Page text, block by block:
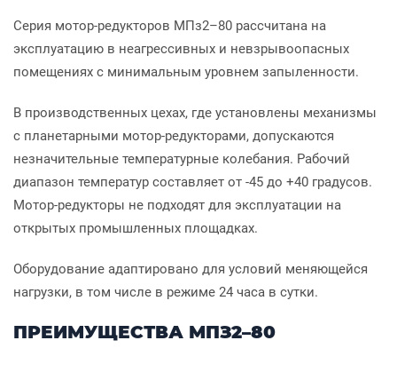
Серия мотор-редукторов МПз2–80 рассчитана на
эксплуатацию в неагрессивных и невзрывоопасных
помещениях с минимальным уровнем запыленности.
В производственных цехах, где установлены механизмы
с планетарными мотор-редукторами, допускаются
незначительные температурные колебания. Рабочий
диапазон температур составляет от -45 до +40 градусов.
Мотор-редукторы не подходят для эксплуатации на
открытых промышленных площадках.
Оборудование адаптировано для условий меняющейся
нагрузки, в том числе в режиме 24 часа в сутки.
ПРЕИМУЩЕСТВА МПЗ2–80